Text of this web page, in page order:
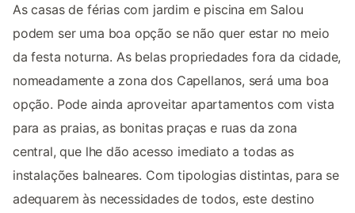
As casas de férias com jardim e piscina em Salou
podem ser uma boa opção se não quer estar no meio
da festa noturna. As belas propriedades fora da cidade,
nomeadamente a zona dos Capellanos, será uma boa
opção. Pode ainda aproveitar apartamentos com vista
para as praias, as bonitas praças e ruas da zona
central, que lhe dão acesso imediato a todas as
instalações balneares. Com tipologias distintas, para se
adequarem às necessidades de todos, este destino